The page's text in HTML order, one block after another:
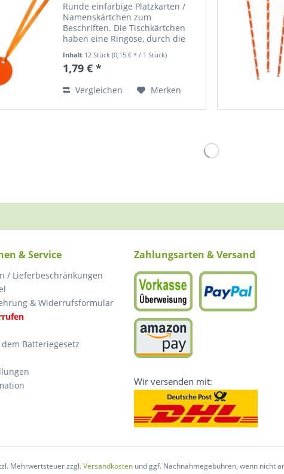
Runde einfarbige Platzkarten /
Namenskärtchen zum
Beschriften. Die Tischkärtchen
haben eine Ringöse, durch die
können mit dem Bändchen
befestigt werden oder auch toll in
Inhalt 12 Stück(0,15 € * / 1 Stück)
1,79 € *
Vergleichen Merken
& Service
/ Lieferbeschränkungen
& Widerrufsformular
Batteriegesetz
Zahlungsarten & Versand
Wir versenden mit:
Mehrwertsteuer zzgl.Versandkostenund ggf. Nachnahmegebühren, wenn nicht